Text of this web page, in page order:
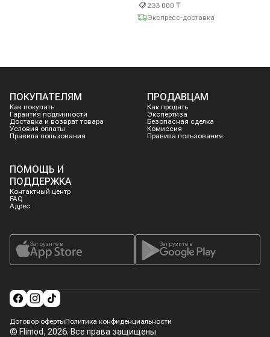
233 000 ₸
Экспресс-доставка
ПОКУПАТЕЛЯМ
Как покупать
Гарантия подлинности
Доставка и возврат товара
Условия оплаты
Правила пользования
ПРОДАВЦАМ
Как продать
Экспертиза
Безопасная сделка
Комиссия
Правила пользования
ПОМОЩЬ И
ПОДДЕРЖКА
Контактный центр
FAQ
Адрес
Загрузите в Загрузите в
Договор офертыПолитика конфиденциальности
© Flimod, 2026. Все права защищены